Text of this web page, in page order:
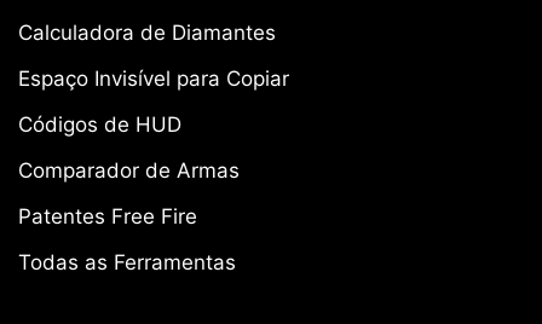
Calculadora de Diamantes
Espaço Invisível para Copiar
Códigos de HUD
Comparador de Armas
Patentes Free Fire
Todas as Ferramentas